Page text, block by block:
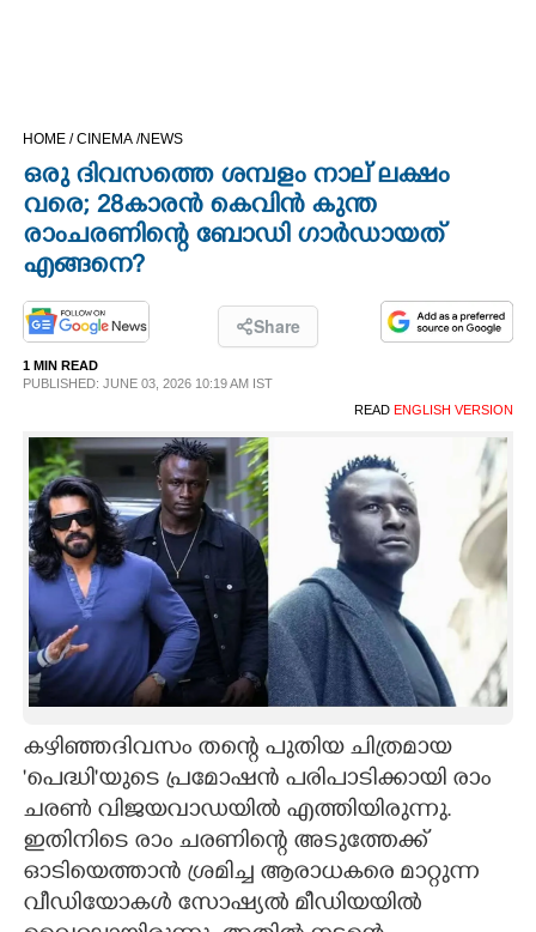
OPINION
LIFESTYLE
INFO+
ART
ASTRO
CARTOONS
LITERATURE
ZOOM
HOME /CINEMA /NEWS
ഒരു ദിവസത്തെ ശമ്പളം നാല് ലക്ഷം
വരെ; 28കാരൻ കെവിൻ കുന്ത
രാംചരണിന്റെ ബോഡി ഗാർഡായത്
എങ്ങനെ?
Share
1 MIN READ
PUBLISHED: JUNE 03, 2026 10:19 AM IST
READ ENGLISH VERSION
കഴിഞ്ഞദിവസം തന്റെ പുതിയ ചിത്രമായ
'പെദ്ധി'യുടെ പ്രമോഷൻ പരിപാടിക്കായി രാം
ചരൺ വിജയവാഡയിൽ എത്തിയിരുന്നു.
ഇതിനിടെ രാം ചരണിന്റെ അടുത്തേക്ക്
ഓടിയെത്താൻ ശ്രമിച്ച ആരാധകരെ മാറ്റുന്ന
വീഡിയോകൾ സോഷ്യൽ മീഡിയയിൽ